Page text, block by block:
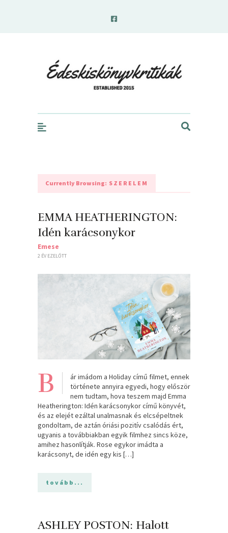
Currently Browsing: SZERELEM
EMMA HEATHERINGTON:
Idén karácsonykor
Emese
2 ÉV EZELŐTT
B
ár imádom a Holiday című filmet, ennek
története annyira egyedi, hogy először
nem tudtam, hova teszem majd Emma
Heatherington: Idén karácsonykor című könyvét,
és az elejét ezáltal unalmasnak és elcsépeltnek
gondoltam, de aztán óriási pozitív csalódás ért,
ugyanis a továbbiakban egyik filmhez sincs köze,
amihez hasonlítják. Rose egykor imádta a
karácsonyt, de idén egy kis […]
tovább...
ASHLEY POSTON: Halott